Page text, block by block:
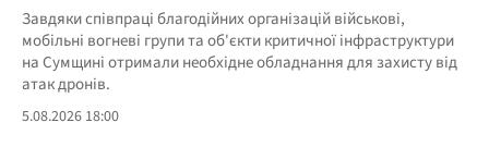
Завдяки співпраці благодійних організацій військові,
мобільні вогневі групи та об'єкти критичної інфраструктури
на Сумщині отримали необхідне обладнання для захисту від
атак дронів.
5.08.2026 18:00